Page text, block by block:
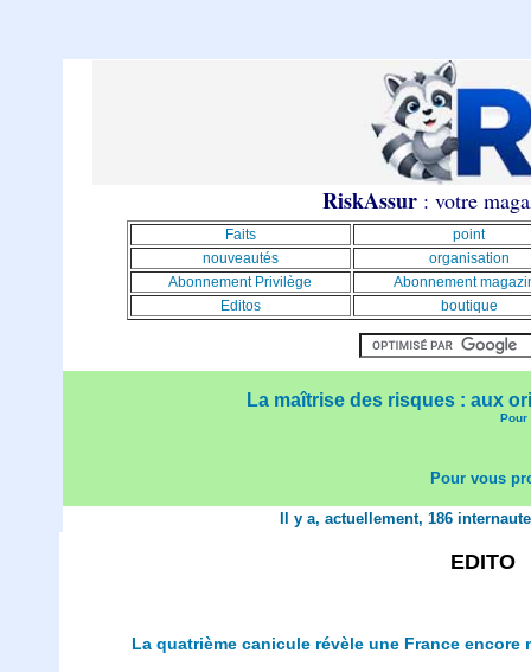
RiskAssur: votre
Faits
point
nouveautés
organisation
Abonnement Privilège
Abonnement
Editos
boutique
La maîtrise des risques : aux
Pour
Pour vous
Il y a, actuellement, 186
EDITO
La quatrième canicule révèle une France encore